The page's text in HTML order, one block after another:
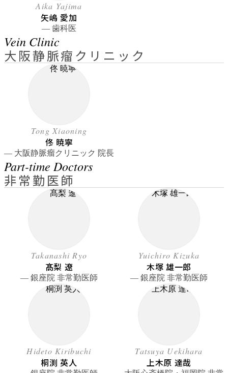
Aika Yajima
矢嶋 愛加
― 歯科医
Vein Clinic
大阪静脈瘤クリニック
Tong Xiaoning
佟 暁寧
― 大阪静脈瘤クリニック 院長
Part-time Doctors
非常勤医師
Takanashi Ryo
髙梨 遼
― 銀座院 非常勤医師
Yuichiro Kizuka
木塚 雄一郎
― 銀座院 非常勤医師
Hideto Kiribuchi
桐渕 英人
Tatsuya Uekihara
上木原 達哉